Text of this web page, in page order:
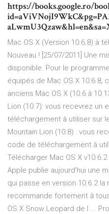
https://books.google.ro/
Mac OS X (Version 10.6.8) à
Nouveau ! [25/07/2011] Une
disponible. Pour le
équipés de Mac OS X 10.6.8,
anciens Mac OS X (10.6 à
Lion (10.7): vous recevrez un
téléchargement à utiliser sur
Mountain Lion (10.8) : vous
code de téléchargement à
Télécharger Mac OS X
Apple publie aujourd'hui une
qui passe en version 10.6.2 la
recommande fortement à
OS X Snow Leopard de l ...